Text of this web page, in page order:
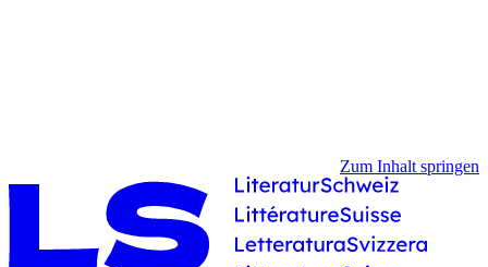
Zum Inhalt springen